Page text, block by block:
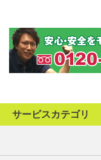
サービスカテゴリ